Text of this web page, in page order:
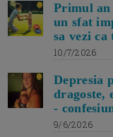
Primul an
un sfat
sa vezi
10/7/2026
Depresia
dragoste,
-
9/6/2026